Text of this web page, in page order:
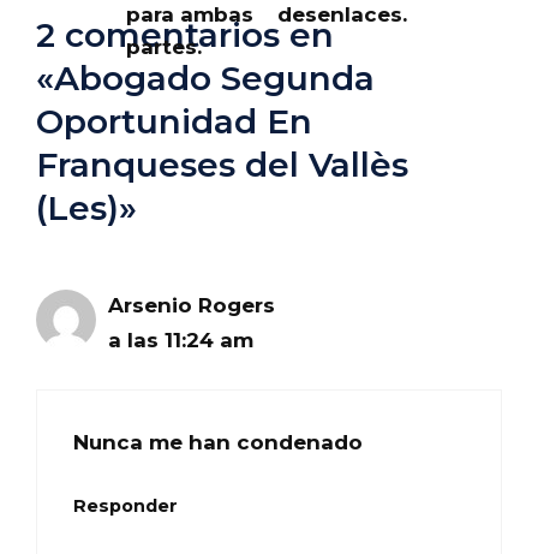
para ambas
partes.
desenlaces.
2 comentarios en
«Abogado Segunda
Oportunidad En
Franqueses del Vallès
(Les)»
Arsenio Rogers
a las 11:24 am
Nunca me han condenado
Responder